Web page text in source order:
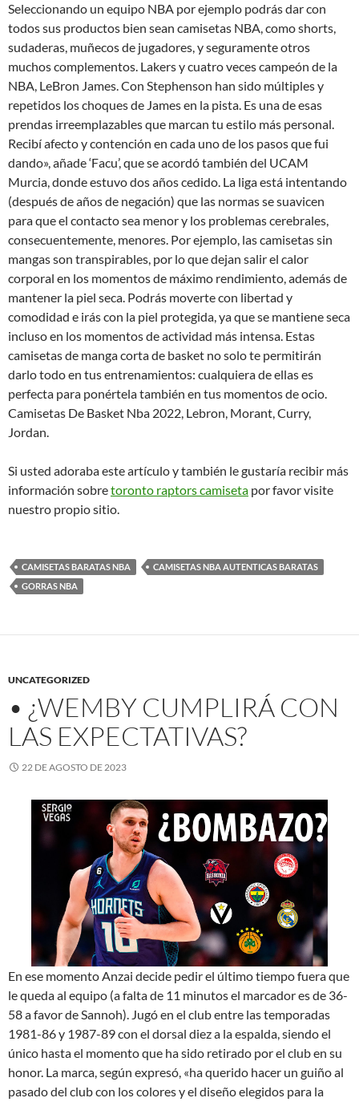
Seleccionando un equipo NBA por ejemplo podrás dar con
todos sus productos bien sean camisetas NBA, como shorts,
sudaderas, muñecos de jugadores, y seguramente otros
muchos complementos. Lakers y cuatro veces campeón de la
NBA, LeBron James. Con Stephenson han sido múltiples y
repetidos los choques de James en la pista. Es una de esas
prendas irreemplazables que marcan tu estilo más personal.
Recibí afecto y contención en cada uno de los pasos que fui
dando», añade ‘Facu’, que se acordó también del UCAM
Murcia, donde estuvo dos años cedido. La liga está intentando
(después de años de negación) que las normas se suavicen
para que el contacto sea menor y los problemas cerebrales,
consecuentemente, menores. Por ejemplo, las camisetas sin
mangas son transpirables, por lo que dejan salir el calor
corporal en los momentos de máximo rendimiento, además de
mantener la piel seca. Podrás moverte con libertad y
comodidad e irás con la piel protegida, ya que se mantiene seca
incluso en los momentos de actividad más intensa. Estas
camisetas de manga corta de basket no solo te permitirán
darlo todo en tus entrenamientos: cualquiera de ellas es
perfecta para ponértela también en tus momentos de ocio.
Camisetas De Basket Nba 2022, Lebron, Morant, Curry,
Jordan.
Si usted adoraba este artículo y también le gustaría recibir más
información sobretoronto raptors camiseta por favor visite
nuestro propio sitio.
CAMISETAS BARATAS NBA
CAMISETAS NBA AUTENTICAS BARATAS
GORRAS NBA
UNCATEGORIZED
• ¿WEMBY CUMPLIRÁ CON
LAS EXPECTATIVAS?
22 DE AGOSTO DE 2023
En ese momento Anzai decide pedir el último tiempo fuera que
le queda al equipo (a falta de 11 minutos el marcador es de 36-
58 a favor de Sannoh). Jugó en el club entre las temporadas
1981-86 y 1987-89 con el dorsal diez a la espalda, siendo el
único hasta el momento que ha sido retirado por el club en su
honor. La marca, según expresó, «ha querido hacer un guiño al
pasado del club con los colores y el diseño elegidos para la